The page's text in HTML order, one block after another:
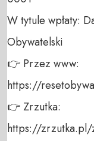
W tytule wpłaty:
Obywatelski
👉 Przez www:
https://
👉 Zrzutka:
https://